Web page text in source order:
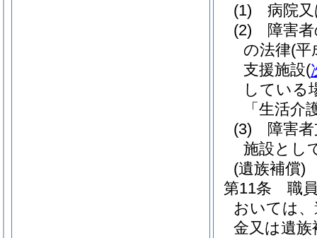
(1)
病院
(2)
障害
の法律(平
支援施設(
している
「生活介
(3)
障害
施設とし
(遺族補償)
第11条
職
おいては
金又は遺